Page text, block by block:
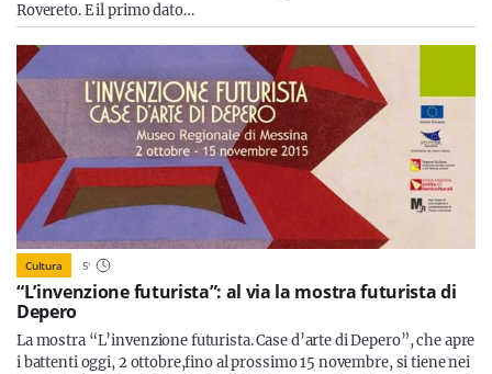
Rovereto. E il primo dato…
Cultura 5'
“L’invenzione futurista”: al via la mostra futurista di
Depero
La mostra “L’invenzione futurista. Case d’arte di Depero”, che apre
i battenti oggi, 2 ottobre,fino al prossimo 15 novembre, si tiene nei